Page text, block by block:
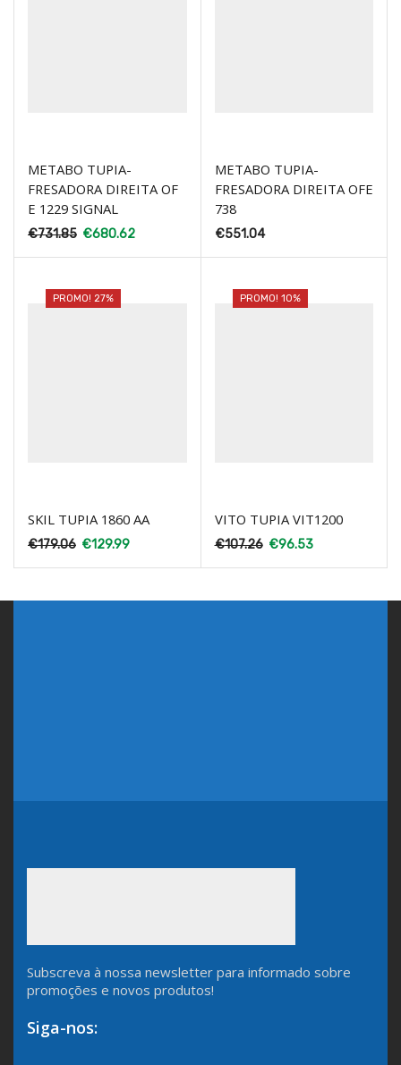
METABO TUPIA-
FRESADORA DIREITA OF
E 1229 SIGNAL
€731.85 €680.62
METABO TUPIA-
FRESADORA DIREITA OFE
738
€551.04
PROMO! 27%
SKIL TUPIA 1860 AA
€179.06 €129.99
PROMO! 10%
VITO TUPIA VIT1200
€107.26 €96.53
Subscreva à nossa newsletter para informado sobre
promoções e novos produtos!
Siga-nos: